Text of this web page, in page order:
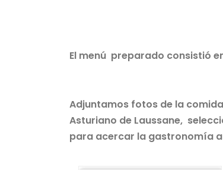
El menú preparado consistió
Adjuntamos fotos de la
Asturiano de Laussane,
para acercar la gastronomía